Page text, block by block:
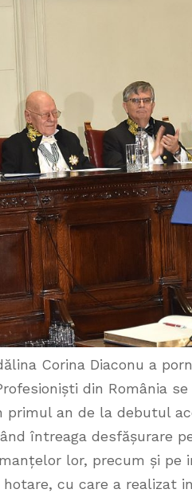
Corina Diaconu a
din România
primul an de la debutul
întreaga desfășurare
lor, precum și pe
cu care a realizat